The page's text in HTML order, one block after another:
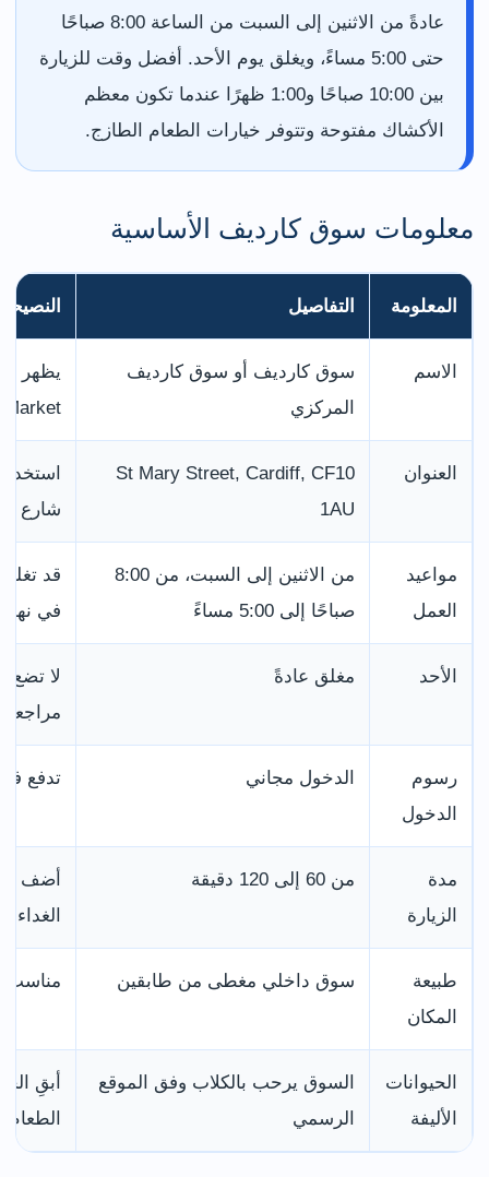
عادةً من الاثنين إلى السبت من الساعة 8:00 صباحًا
حتى 5:00 مساءً، ويغلق يوم الأحد. أفضل وقت للزيارة
بين 10:00 صباحًا و1:00 ظهرًا عندما تكون معظم
الأكشاك مفتوحة وتتوفر خيارات الطعام الطازج.
معلومات سوق كارديف الأساسية
المعلومة التفاصيل
الاسم
سوق كارديف أو سوق كارديف
المركزي
Market
العنوان
St Mary Street, Cardiff, CF10
1AU
شارع
مواعيد
العمل
من الاثنين إلى السبت، من 8:00
صباحًا إلى 5:00 مساءً
قد
في
الأحد مغلق عادةً
لا تضع
رسوم
الدخول
الدخول مجاني تدفع
مدة
الزيارة
من 60 إلى 120 دقيقة
أضف
الغداء
طبيعة
المكان
سوق داخلي مغطى من طابقين مناسب
الحيوانات
الأليفة
السوق يرحب بالكلاب وفق الموقع
الرسمي
أبقِ